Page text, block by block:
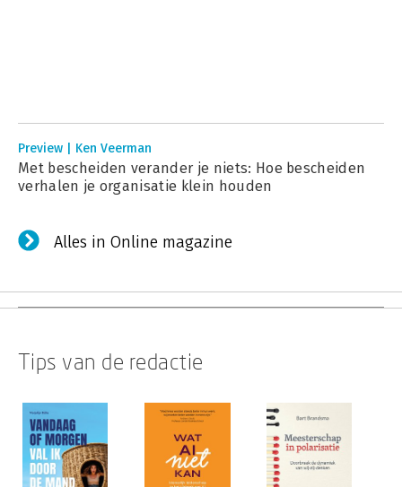
Preview | Ken Veerman
Met bescheiden verander je niets: Hoe bescheiden
verhalen je organisatie klein houden
Alles in Online magazine
Tips van de redactie